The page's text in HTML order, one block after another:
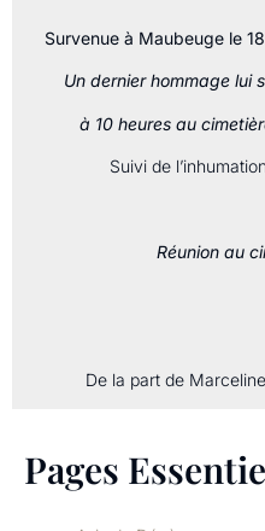
Survenue à Maubeuge le
Un dernier hommage lui
à 10 heures au
Suivi de l’inhumation
Réunion au
De la part de
Pages